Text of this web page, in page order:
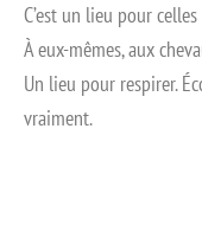
C’est un lieu pour
À eux-mêmes, aux
Un lieu pour respirer.
vraiment.